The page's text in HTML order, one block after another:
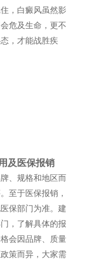
，白癜风虽然影
危及生命，更不
，才能战胜疾
及医保报销
、规格和地区而
至于医保报销，
保部门为准。建
，了解具体的报
会因品牌、质量
策而异，大家需